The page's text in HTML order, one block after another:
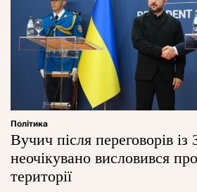
Політика
Вучич після переговорів
неочікувано висловився
території